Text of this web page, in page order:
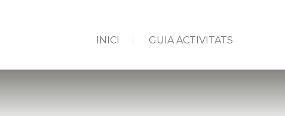
INICI GUIA ACTIVITATS